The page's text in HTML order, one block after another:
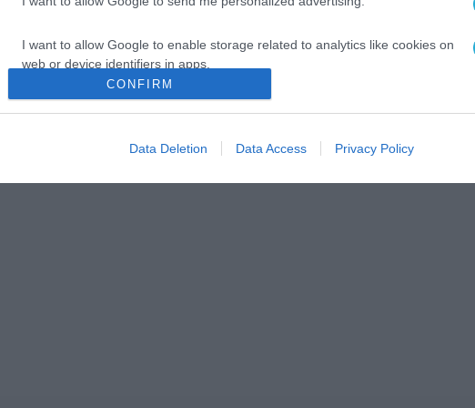
I want to allow Google to enable storage related to analytics like cookies on
web or device identifiers in apps.
I want to allow Google to enable storage related to functionality of the website
I want to allow Google to enable storage related to personalization.
CONFIRM
Data Deletion Data Access Privacy Policy